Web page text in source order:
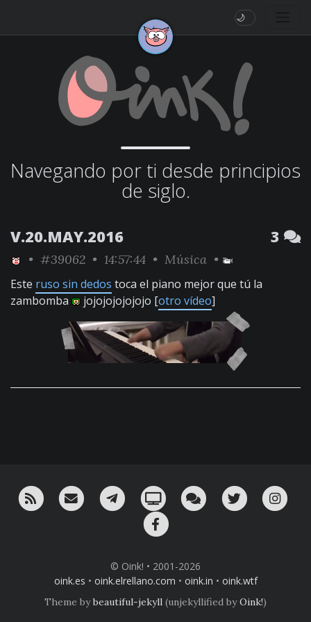
🌙
Navegando por ti desde principios
de siglo.
V.20.MAY.2016 3
• #39062 • 14:57:44 • Música •
Este ruso sin dedos toca el piano mejor que tú la
zambomba
jojojojojojojo [otro vídeo]
RSS ¡Mándame un email!¡Nuestro canal en Telegram!
Oink! TV Charla con nosotros
Twitter
© Oink! • 2001-2026
oink.es • oink.elrellano.com • oink.in • oink.wtf
Theme bybeautiful-jekyll (unjekyllified byOink!)